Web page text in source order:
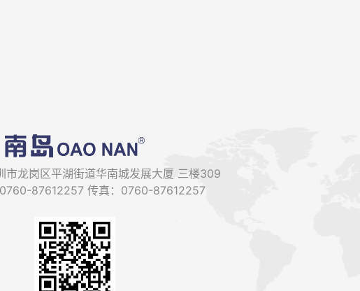
市龙岗区平湖街道华南城发展大厦 三楼309
87612257 传真：0760-87612257